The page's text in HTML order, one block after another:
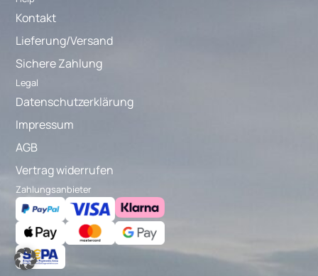
Kontakt
Lieferung/Versand
Sichere Zahlung
Legal
Datenschutzerklärung
Impressum
AGB
Vertrag widerrufen
Zahlungsanbieter
Eingeschränkte Abholzeiten